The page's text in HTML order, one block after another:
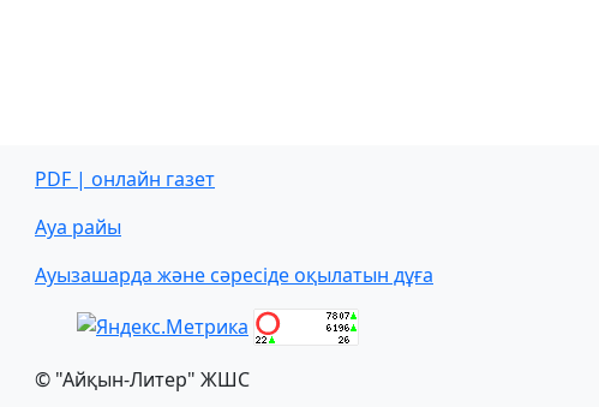
PDF | онлайн газет
Ауа райы
Ауызашарда және сәресіде оқылатын дұға
© "Айқын-Литер" ЖШС